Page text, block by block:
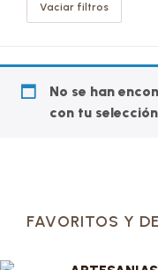
Vaciar filtros
No se han
con tu
FAVORITOS Y